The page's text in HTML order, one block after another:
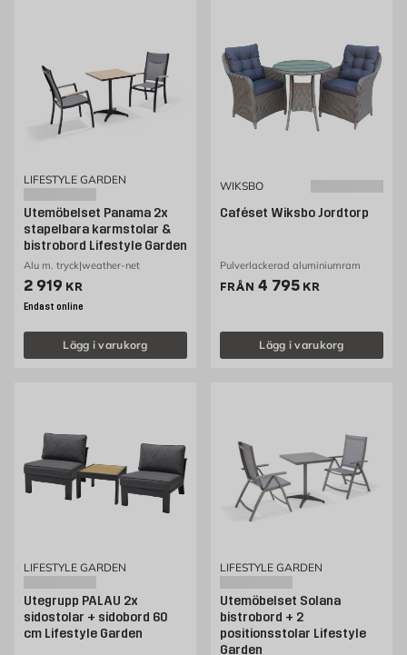
LIFESTYLE GARDEN
Utemöbelset Panama 2x
stapelbara karmstolar &
bistrobord Lifestyle Garden
Alu m. tryck|weather-net
Pris 2919 kr
2 919 KR
Endast online
Lägg i varukorg
WIKSBO
Caféset Wiksbo Jordtorp
Pulverlackerad aluminiumram
FRÅN Pris 4795 kr
4 795 KR
Lägg i varukorg
LIFESTYLE GARDEN
Utegrupp PALAU 2x
sidostolar + sidobord 60
cm Lifestyle Garden
LIFESTYLE GARDEN
Utemöbelset Solana
bistrobord + 2
positionsstolar Lifestyle
Garden